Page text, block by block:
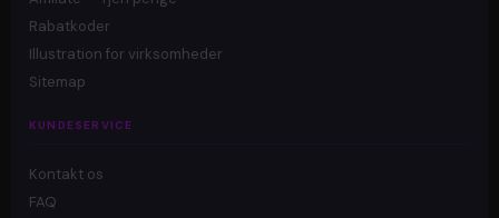
Rabatkoder
Illustration for virksomheder
Sitemap
KUNDESERVICE
Kontakt os
FAQ